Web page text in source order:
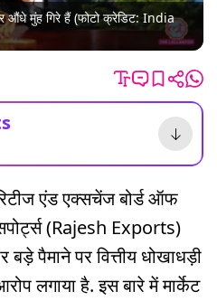
औंधे मुंह गिरे हैं (फोटो क्रेडिट: India
एंड एक्सचेंज बोर्ड ऑफ
(Rajesh Exports)
पैमाने पर वित्तीय धोखाधड़ी
लगाया है. इस बारे में मार्केट